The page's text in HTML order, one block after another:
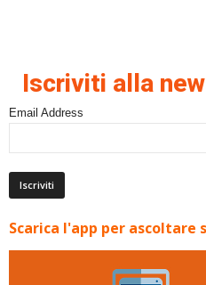
Iscriviti alla
Email Address
Scarica l'app per ascoltare